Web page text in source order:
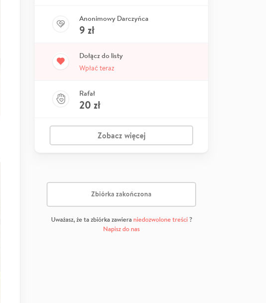
Anonimowy Darczyńca
9 zł
Dołącz do listy
Wpłać teraz
Rafał
20 zł
Zobacz więcej
Zbiórka zakończona
Uważasz, że ta zbiórka zawiera niedozwolone treści?
Napisz do nas